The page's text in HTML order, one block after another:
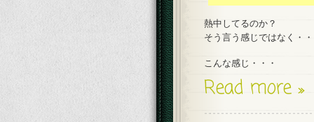
熱中してるのか？
そう言う感じではなく・
こんな感じ・・・
Read more »